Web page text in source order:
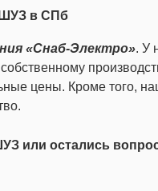
ШУЗ в СПб
«Снаб-Электро». У
собственному
цены. Кроме того,
или остались